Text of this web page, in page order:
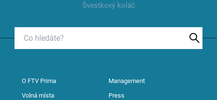
Švestkový koláč
O FTV Prima Management
Volná místa Press